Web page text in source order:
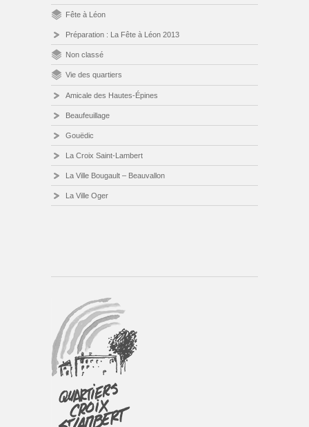
Fête à Léon
Préparation : La Fête à Léon 2013
Non classé
Vie des quartiers
Amicale des Hautes-Épines
Beaufeuillage
Gouëdic
La Croix Saint-Lambert
La Ville Bougault – Beauvallon
La Ville Oger